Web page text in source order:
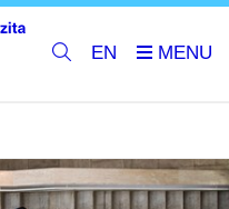
EN